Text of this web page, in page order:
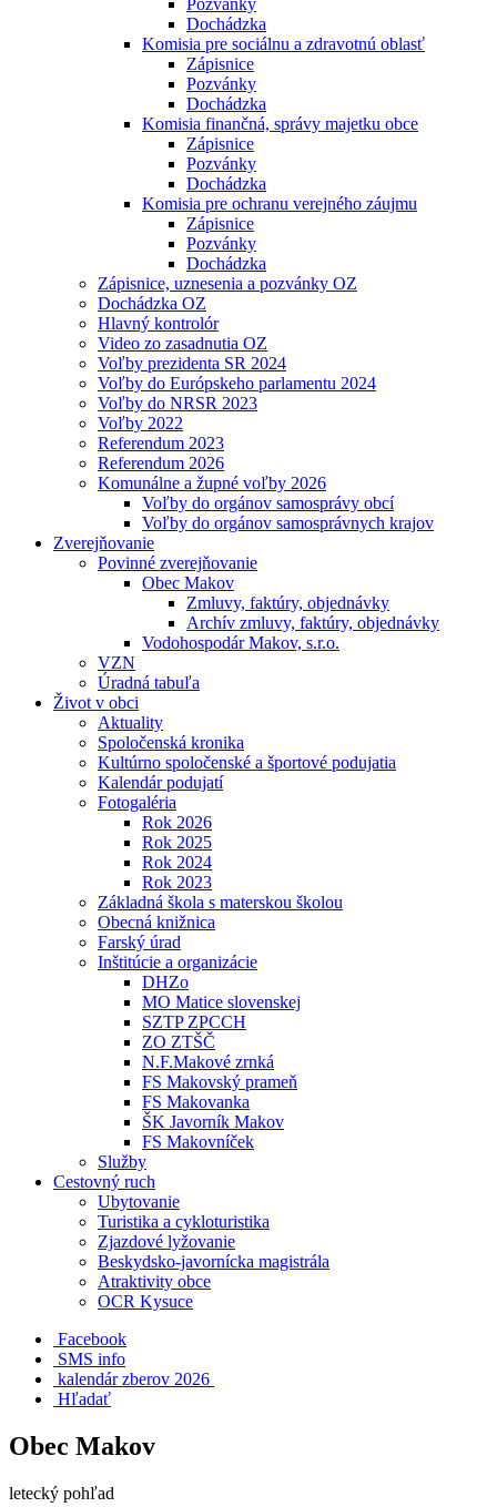
Pozvánky
Dochádzka
Komisia pre sociálnu a zdravotnú oblasť
Zápisnice
Pozvánky
Dochádzka
Komisia finančná, správy majetku obce
Zápisnice
Pozvánky
Dochádzka
Komisia pre ochranu verejného záujmu
Zápisnice
Pozvánky
Dochádzka
Zápisnice, uznesenia a pozvánky OZ
Dochádzka OZ
Hlavný kontrolór
Video zo zasadnutia OZ
Voľby prezidenta SR 2024
Voľby do Európskeho parlamentu 2024
Voľby do NRSR 2023
Voľby 2022
Referendum 2023
Referendum 2026
Komunálne a župné voľby 2026
Voľby do orgánov samosprávy obcí
Voľby do orgánov samosprávnych krajov
Zverejňovanie
Povinné zverejňovanie
Obec Makov
Zmluvy, faktúry, objednávky
Archív zmluvy, faktúry, objednávky
Vodohospodár Makov, s.r.o.
VZN
Úradná tabuľa
Život v obci
Aktuality
Spoločenská kronika
Kultúrno spoločenské a športové podujatia
Kalendár podujatí
Fotogaléria
Rok 2026
Rok 2025
Rok 2024
Rok 2023
Základná škola s materskou školou
Obecná knižnica
Farský úrad
Inštitúcie a organizácie
DHZo
MO Matice slovenskej
SZTP ZPCCH
ZO ZTŠČ
N.F.Makové zrnká
FS Makovský prameň
FS Makovanka
ŠK Javorník Makov
FS Makovníček
Služby
Cestovný ruch
Ubytovanie
Turistika a cykloturistika
Zjazdové lyžovanie
Beskydsko-javornícka magistrála
Atraktivity obce
OCR Kysuce
Facebook
SMS info
​ kalendár zberov 2026
Hľadať
Obec Makov
letecký pohľad